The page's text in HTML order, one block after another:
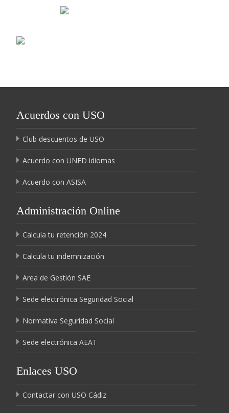
Acuerdos con USO
Club descuentos de USO
Acuerdo con UNED idiomas
Acuerdo con ASISA
Administración Online
Calcula tu retención 2024
Calcula tu indemnización
Area de Gestión SAE
Sede electrónica Seguridad Social
Normativa Seguridad Social
Sede electrónica AEAT
Enlaces USO
Contactar con USO Cádiz